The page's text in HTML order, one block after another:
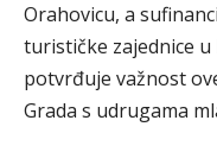
Orahovicu, a
turističke zajednice
potvrđuje važnost
Grada s udrugama